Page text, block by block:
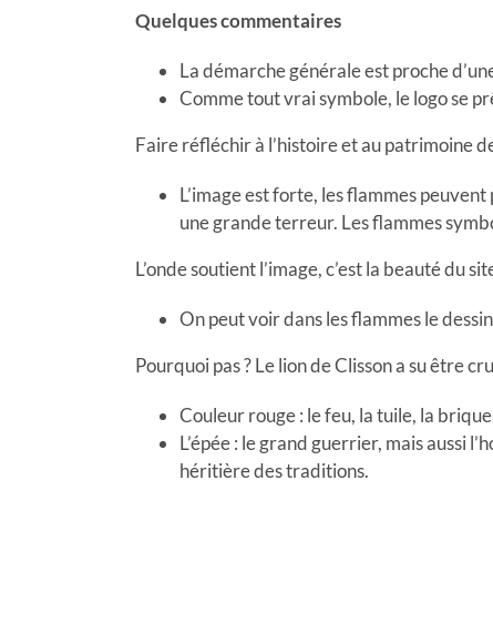
Quelques commentaires
La démarche générale est proche
Comme tout vrai symbole, le logo se
Faire réfléchir à l’histoire et au patrimoine
L’image est forte, les flammes
une grande terreur. Les flammes
L’onde soutient l’image, c’est la beauté du
On peut voir dans les flammes le
Pourquoi pas ? Le lion de Clisson a su être
Couleur rouge : le feu, la tuile, la
L’épée : le grand guerrier, mais aussi
héritière des traditions.